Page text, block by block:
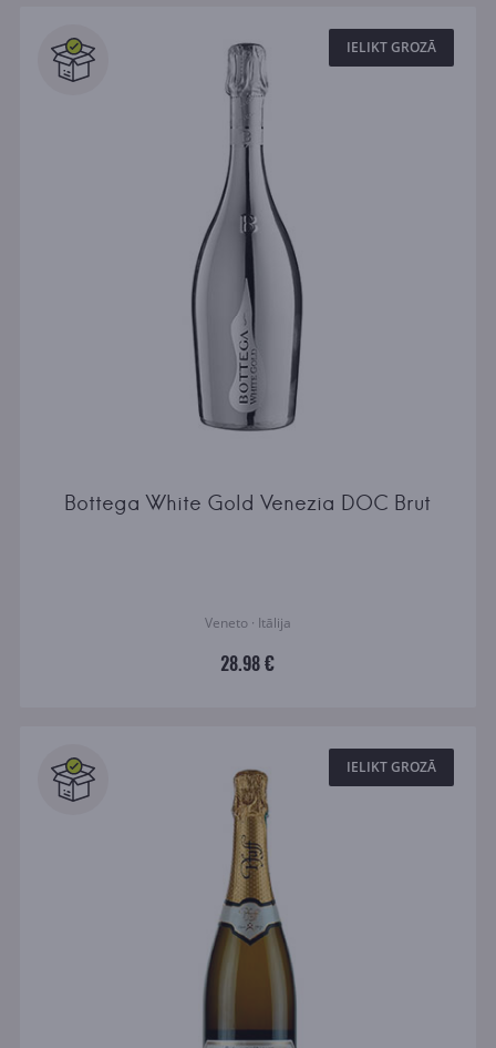
IELIKT GROZĀ
Bottega White Gold Venezia DOC Brut
Veneto · Itālija
28.98 €
IELIKT GROZĀ